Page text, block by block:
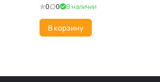
0 0 В наличии
В корзину